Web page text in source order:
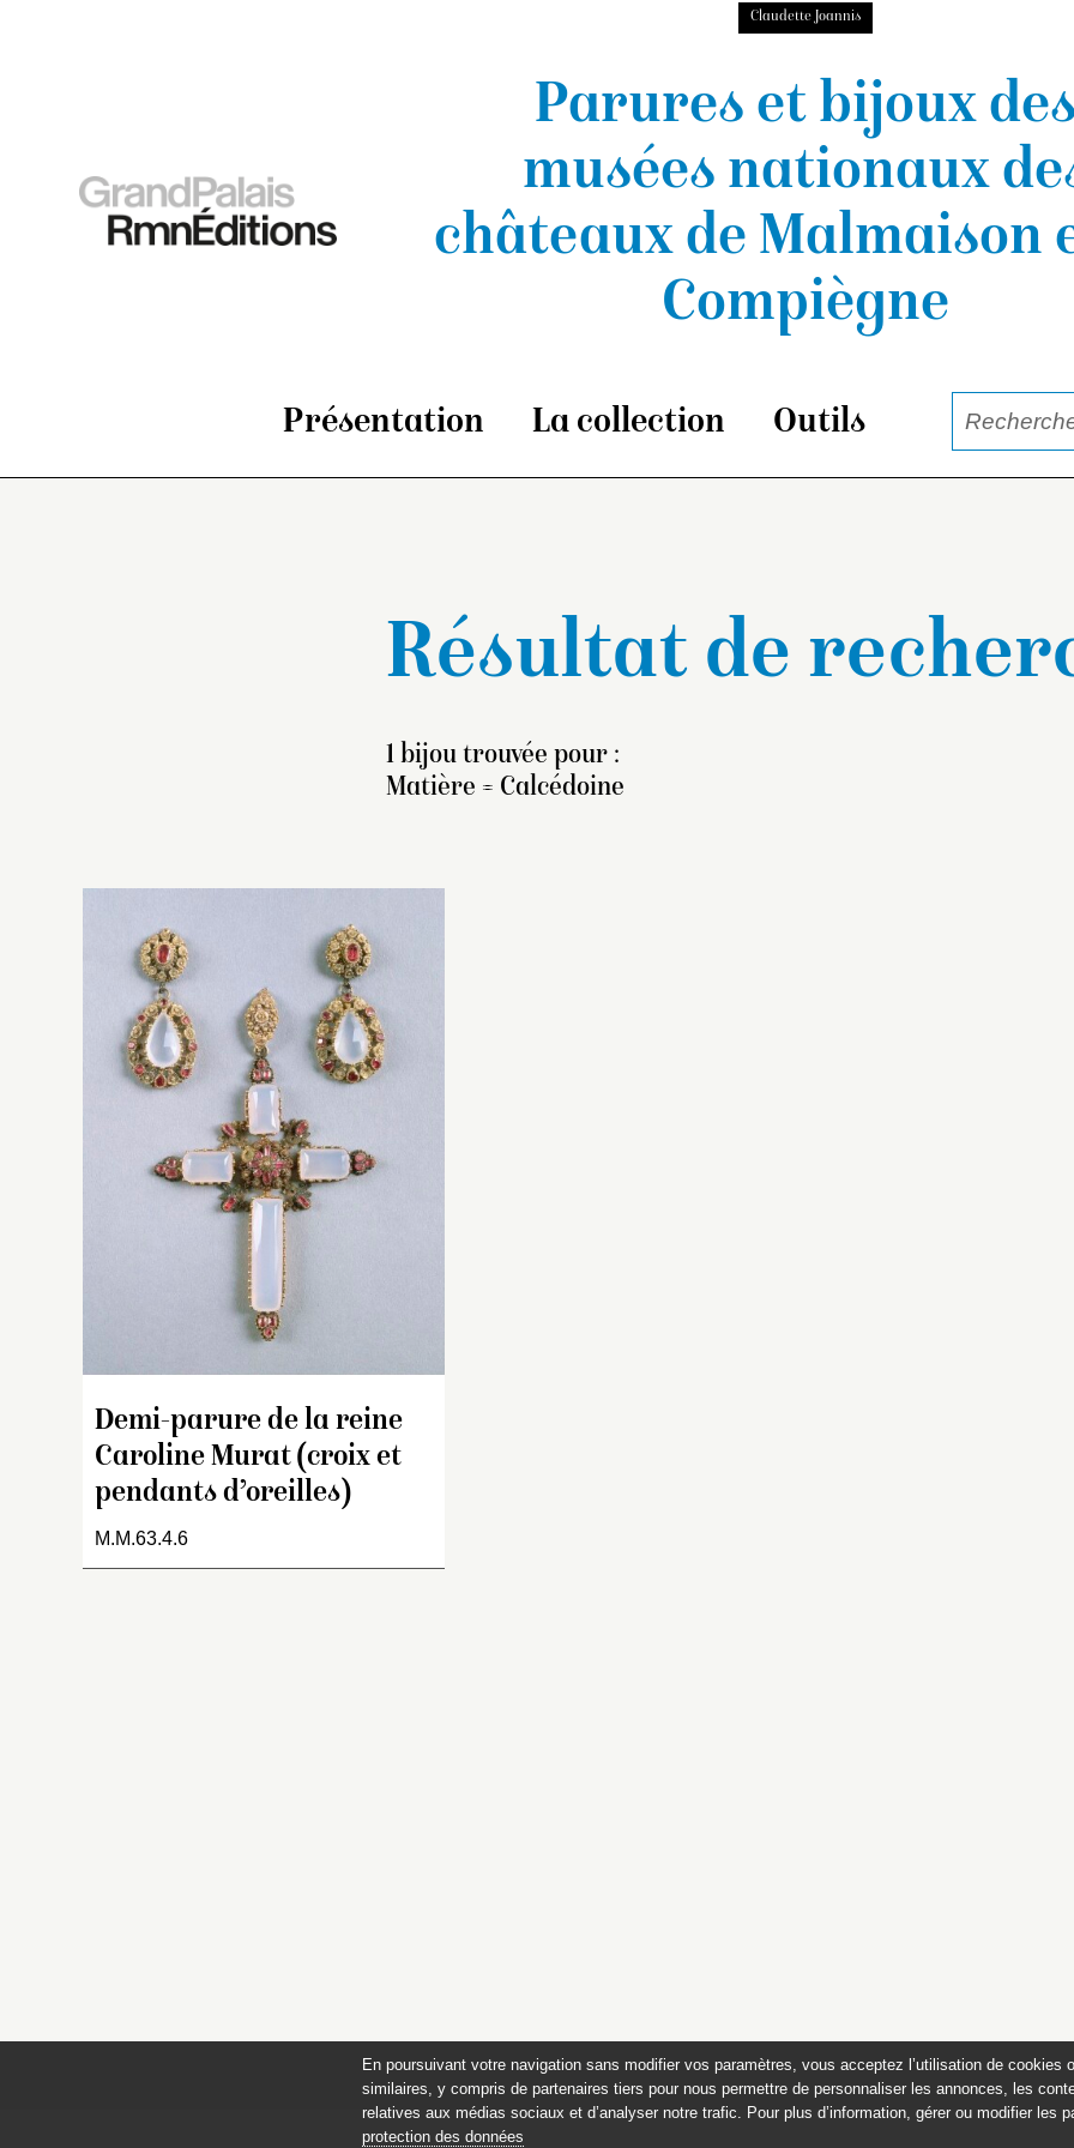
Claudette Joannis
Parures et bijoux
musées nationaux
châteaux de Malmaison
Compiègne
Présentation La collection Outils
Résultat de
1 bijou trouvée pour :
Matière = Calcédoine
Demi-parure de la reine
Caroline Murat (croix et
pendants d’oreilles)
M.M.63.4.6
En poursuivant votre navigation sans modifier vos paramètres, vous acceptez l’utilisation de cookies
similaires, y compris de partenaires tiers pour nous permettre de personnaliser les annonces, les
relatives aux médias sociaux et d’analyser notre trafic. Pour plus d’information, gérer ou modifier les
protection des données